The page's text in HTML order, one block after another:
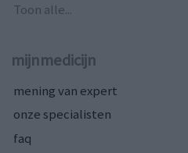
Toon alle...
mijnmedicijn
mening van expert
onze specialisten
faq